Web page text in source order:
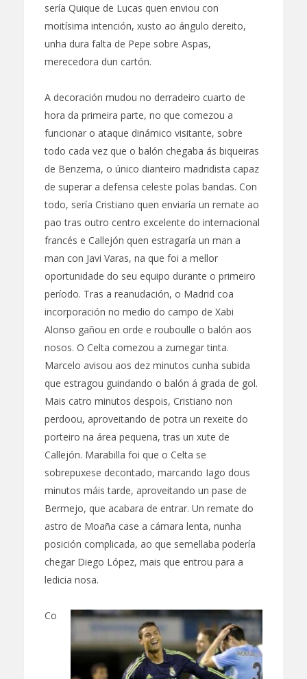
sería Quique de Lucas quen enviou con
moitísima intención, xusto ao ángulo dereito,
unha dura falta de Pepe sobre Aspas,
merecedora dun cartón.
A decoración mudou no derradeiro cuarto de
hora da primeira parte, no que comezou a
funcionar o ataque dinámico visitante, sobre
todo cada vez que o balón chegaba ás biqueiras
de Benzema, o único dianteiro madridista capaz
de superar a defensa celeste polas bandas. Con
todo, sería Cristiano quen enviaría un remate ao
pao tras outro centro excelente do internacional
francés e Callejón quen estragaría un man a
man con Javi Varas, na que foi a mellor
oportunidade do seu equipo durante o primeiro
período. Tras a reanudación, o Madrid coa
incorporación no medio do campo de Xabi
Alonso gañou en orde e rouboulle o balón aos
nosos. O Celta comezou a zumegar tinta.
Marcelo avisou aos dez minutos cunha subida
que estragou guindando o balón á grada de gol.
Mais catro minutos despois, Cristiano non
perdoou, aproveitando de potra un rexeite do
porteiro na área pequena, tras un xute de
Callejón. Marabilla foi que o Celta se
sobrepuxese decontado, marcando Iago dous
minutos máis tarde, aproveitando un pase de
Bermejo, que acabara de entrar. Un remate do
astro de Moaña case a cámara lenta, nunha
posición complicada, ao que semellaba podería
chegar Diego López, mais que entrou para a
ledicia nosa.
Co